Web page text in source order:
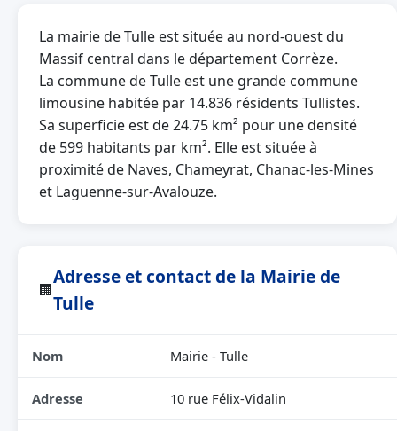
La mairie de Tulle est située au nord-ouest du
Massif central dans le département Corrèze.
La commune de Tulle est une grande commune
limousine habitée par 14.836 résidents Tullistes.
Sa superficie est de 24.75 km² pour une densité
de 599 habitants par km². Elle est située à
proximité de Naves, Chameyrat, Chanac-les-Mines
et Laguenne-sur-Avalouze.
🏢
Adresse et contact de la Mairie de
Tulle
Nom Mairie - Tulle
Adresse 10 rue Félix-Vidalin